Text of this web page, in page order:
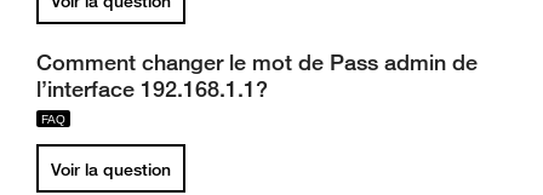
Comment changer le mot de Pass admin de
l’interface 192.168.1.1?
Voir la question